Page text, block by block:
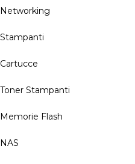
Networking
Stampanti
Cartucce
Toner Stampanti
Memorie Flash
NAS